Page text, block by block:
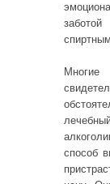
способ